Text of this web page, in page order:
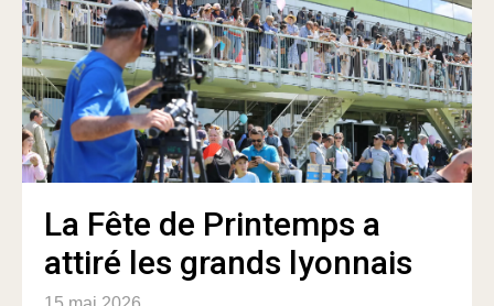
La Fête de Printemps a
attiré les grands lyonnais